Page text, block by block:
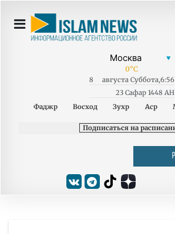
0°C
8 августа Суббота,6:56
23 Сафар 1448 AH
Фаджр
Восход Зухр Аср
Подписаться на